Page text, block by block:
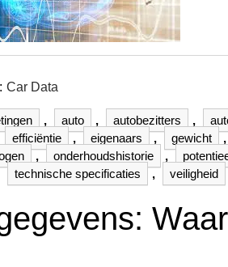
Car Data
, auto , autobezitters ,
efficiëntie , eigenaars , gewicht ,
, onderhoudshistorie ,
technische specificaties , veiligheid